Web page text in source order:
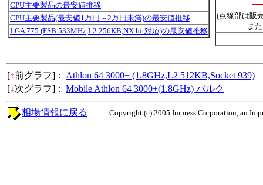
CPU主要製品の最安値推移
CPU主要製品(最安値1万円～2万円未満)の最安値推移
LGA 775 (FSB 533MHz,L2 256KB,NX bit対応)の最安値推移
(点線部は販
ま
[↑前グラフ]： Athlon 64 3000+ (1.8GHz,L2 512KB,Socket 939)
[↓次グラフ]： Mobile Athlon 64 3000+(1.8GHz) バルク
Copyright (c) 2005 Impress Corporation, an
相場情報に戻る